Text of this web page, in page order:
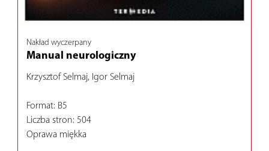
Nakład wyczerpany
Manual neurologiczny
Krzysztof Selmaj, Igor Selmaj
Format: B5
Liczba stron: 504
Oprawa miękka